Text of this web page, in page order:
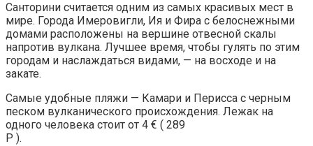
Санторини считается одним из самых красивых мест в
мире. Города Имеровигли, Ия и Фира с белоснежными
домами расположены на вершине отвесной скалы
напротив вулкана. Лучшее время, чтобы гулять по этим
городам и наслаждаться видами, — на восходе и на
закате.
Самые удобные пляжи — Камари и Перисса с черным
песком вулканического происхождения. Лежак на
одного человека стоит от 4 € ( 289
Р ).